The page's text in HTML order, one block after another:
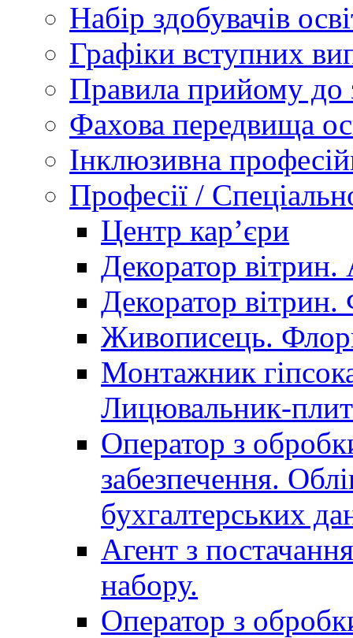
Набір здобувачів
Графіки вступних
Правила прийому до
Фахова передвища
Інклюзивна
Професії /
Центр кар’єри
Декоратор вітрин.
Декоратор вітрин.
Живописець.
Монтажник
Лицювальник-
Оператор з
забезпечення.
бухгалтерських
Агент з
набору.
Оператор з